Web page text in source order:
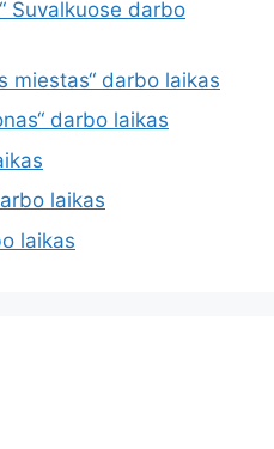
Suvalkuose darbo
miestas“ darbo laikas
darbo laikas
laikas
laikas